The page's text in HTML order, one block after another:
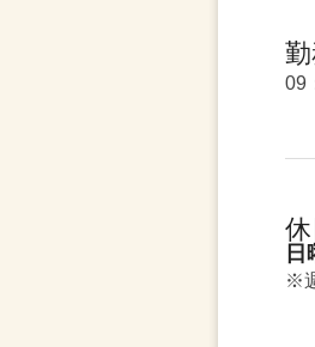
09
日
※